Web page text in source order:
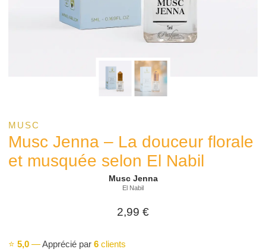
MUSC
Musc Jenna – La douceur florale
et musquée selon El Nabil
Musc Jenna
El Nabil
2,99 €
⭐ 5,0—Apprécié par 6clients